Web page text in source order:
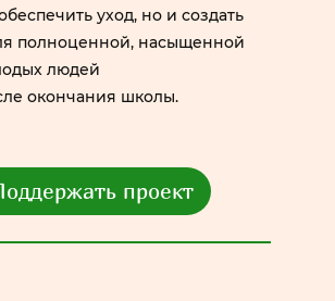
уход, но и создать
полноценной, насыщенной
людей
окончания школы.
проект